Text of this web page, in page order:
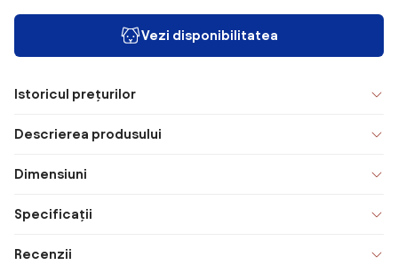
Vezi disponibilitatea
Istoricul prețurilor
Descrierea produsului
Dimensiuni
Specificații
Recenzii